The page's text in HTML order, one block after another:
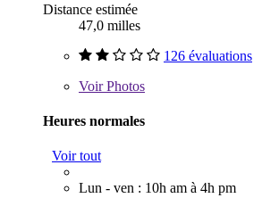
Distance estimée
47,0 milles
126 évaluations
VoirPhotos
Heures normales
Voir tout
Lun - ven : 10h am à 4h pm